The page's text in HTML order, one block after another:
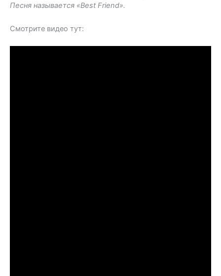
Песня называется «Best Friend».
Смотрите видео тут: